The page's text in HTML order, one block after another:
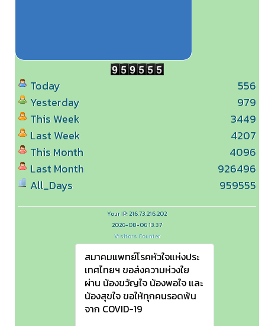
Today
Yesterday
This Week
Last Week
This Month
Last Month
All_Days
556
979
3449
4207
4096
926496
959555
Your IP: 216.73.216.202
2026-08-06 13:37
Visitors Counter
สมาคมแพทย์โรคหัวใจแห่งประ
เทศไทยฯ ขอส่งความห่วงใย
ผ่าน น้องขวัญใจ น้องพอใจ และ
น้องสุขใจ ขอให้ทุกคนรอดพ้น
จาก COVID-19